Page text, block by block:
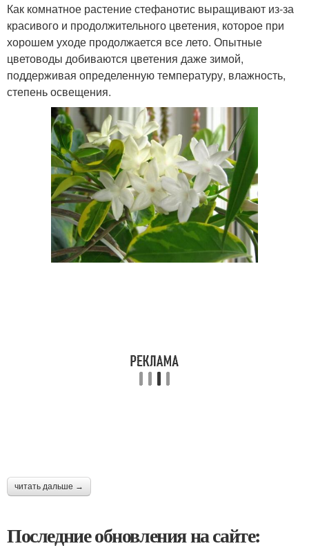
Как комнатное растение стефанотис выращивают из-за
красивого и продолжительного цветения, которое при
хорошем уходе продолжается все лето. Опытные
цветоводы добиваются цветения даже зимой,
поддерживая определенную температуру, влажность,
степень освещения.
читать дальше →
Последние обновления на сайте: